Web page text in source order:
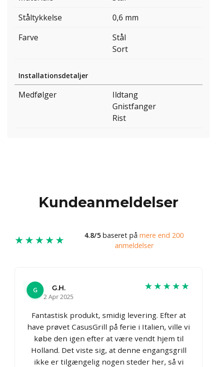
Ståltykkelse
0,6 mm
Farve
Stål
Sort
Installationsdetaljer
Medfølger
Ildtang
Gnistfanger
Rist
Kundeanmeldelser
★★★★★ 4.8/5 baseret på mere end 200
anmeldelser
G
G.H.
2 Apr 2025
★★★★★
Fantastisk produkt, smidig levering. Efter at
have prøvet CasusGrill på ferie i Italien, ville vi
købe den igen efter at være vendt hjem til
Holland. Det viste sig, at denne engangsgrill
ikke er tilgængelig nogen steder her, så vi